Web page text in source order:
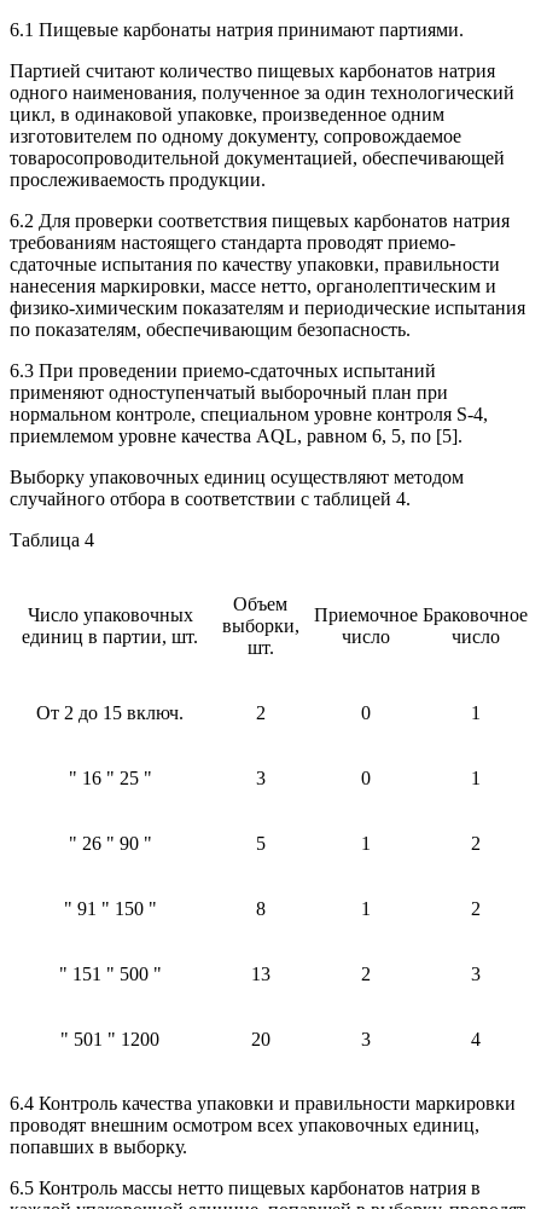
6.1 Пищевые карбонаты натрия принимают партиями.
Партией считают количество пищевых карбонатов натрия
одного наименования, полученное за один технологический
цикл, в одинаковой упаковке, произведенное одним
изготовителем по одному документу, сопровождаемое
товаросопроводительной документацией, обеспечивающей
прослеживаемость продукции.
6.2 Для проверки соответствия пищевых карбонатов натрия
требованиям настоящего стандарта проводят приемо-
сдаточные испытания по качеству упаковки, правильности
нанесения маркировки, массе нетто, органолептическим и
физико-химическим показателям и периодические испытания
по показателям, обеспечивающим безопасность.
6.3 При проведении приемо-сдаточных испытаний
применяют одноступенчатый выборочный план при
нормальном контроле, специальном уровне контроля S-4,
приемлемом уровне качества AQL, равном 6, 5, по [5].
Выборку упаковочных единиц осуществляют методом
случайного отбора в соответствии с таблицей 4.
Таблица 4
Число упаковочных
единиц в партии, шт.
Объем
выборки,
шт.
Приемочное
число
Браковочное
число
От 2 до 15 включ. 2 0 1
" 16 " 25 " 3 0 1
" 26 " 90 " 5 1 2
" 91 " 150 " 8 1 2
" 151 " 500 " 13 2 3
" 501 " 1200 20 3 4
6.4 Контроль качества упаковки и правильности маркировки
проводят внешним осмотром всех упаковочных единиц,
попавших в выборку.
6.5 Контроль массы нетто пищевых карбонатов натрия в